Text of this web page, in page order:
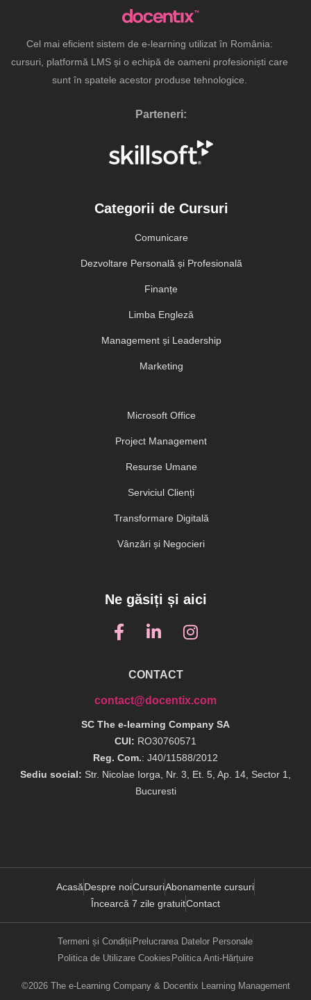
Cel mai eficient sistem de e-learning utilizat în România:
cursuri, platformă LMS și o echipă de oameni profesioniști care
sunt în spatele acestor produse tehnologice.
Parteneri:
Categorii de Cursuri
Comunicare
Dezvoltare Personală și Profesională
Finanțe
Limba Engleză
Management și Leadership
Marketing
Microsoft Office
Project Management
Resurse Umane
Serviciul Clienți
Transformare Digitală
Vânzări și Negocieri
Ne găsiți și aici
CONTACT
contact@docentix.com
SC The e-learning Company SA
CUI: RO30760571
Reg. Com.: J40/11588/2012
Sediu social: Str. Nicolae Iorga, Nr. 3, Et. 5, Ap. 14, Sector 1,
Bucuresti
AcasăDespre noiCursuriAbonamente cursuri
Încearcă 7 zile gratuitContact
Termeni și Condiții Prelucrarea Datelor Personale
Politica de Utilizare Cookies Politica Anti-Hărțuire
©2026 The e-Learning Company & Docentix Learning Management